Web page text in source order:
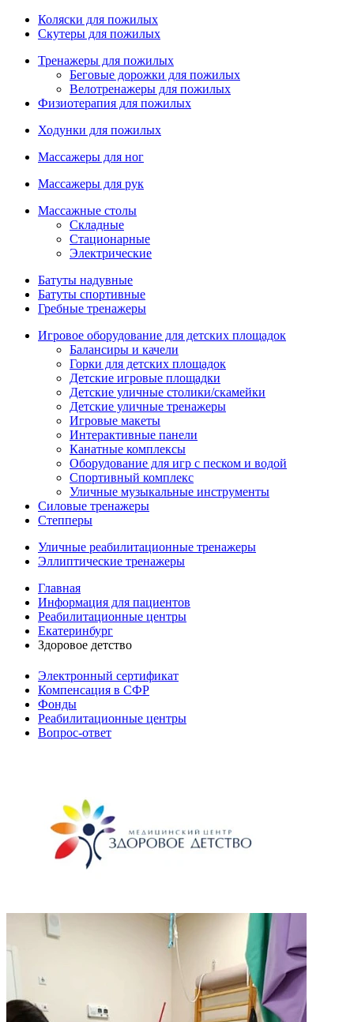
Коляски для пожилых
Скутеры для пожилых
Тренажеры для пожилых
Беговые дорожки для пожилых
Велотренажеры для пожилых
Физиотерапия для пожилых
Ходунки для пожилых
Массажеры для ног
Массажеры для рук
Массажные столы
Складные
Стационарные
Электрические
Батуты надувные
Батуты спортивные
Гребные тренажеры
Игровое оборудование для детских площадок
Балансиры и качели
Горки для детских площадок
Детские игровые площадки
Детские уличные столики/скамейки
Детские уличные тренажеры
Игровые макеты
Интерактивные панели
Канатные комплексы
Оборудование для игр с песком и водой
Спортивный комплекс
Уличные музыкальные инструменты
Силовые тренажеры
Степперы
Уличные реабилитационные тренажеры
Эллиптические тренажеры
Главная
Информация для пациентов
Реабилитационные центры
Екатеринбург
Здоровое детство
Электронный сертификат
Компенсация в СФР
Фонды
Реабилитационные центры
Вопрос-ответ